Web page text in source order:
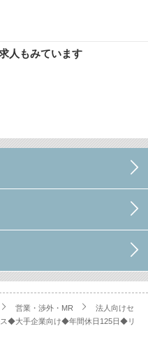
人もみています
営業・渉外・MR
法人向けセ
ス◆大手企業向け◆年間休日125日◆リ